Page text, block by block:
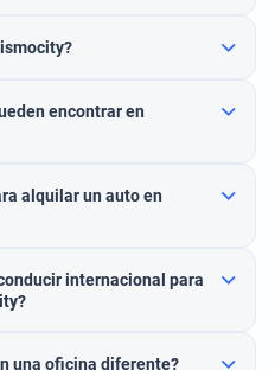
encontrar en
alquilar un auto en
internacional para
una oficina diferente?